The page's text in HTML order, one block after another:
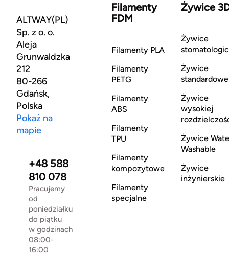
ALTWAY(PL)
Sp. z o. o.
Aleja
Grunwaldzka
212
80-266
Gdańsk,
Polska
Pokaż na
mapie
+48 588
810 078
Pracujemy
od
poniedziałku
do piątku
w godzinach
08:00-
16:00
Filamenty
FDM
Filamenty PLA
Filamenty
PETG
Filamenty
ABS
Filamenty
TPU
Filamenty
kompozytowe
Filamenty
specjalne
Żywice
Żywice
Żywice
standardowe
Żywice
wysokiej
Żywice
Washable
Żywice
inżynierskie